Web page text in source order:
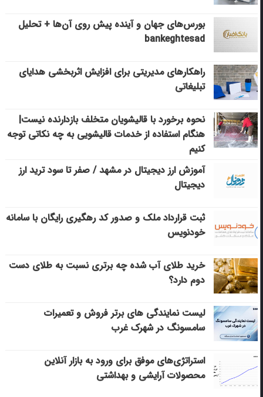
بورس‌های جهان و آینده پیش روی آن‌ها + تحلیل
bankeghtesad
راهکارهای مدیریتی برای افزایش اثربخشی هدایای
تبلیغاتی
نحوه برخورد با قالیشویان متخلف بازدارنده نیست|
هنگام استفاده از خدمات قالیشویی به چه نکاتی توجه
کنیم
آموزش ارز دیجیتال در مشهد / صفر تا سود ترید ارز
دیجیتال
ثبت قرارداد ملک و صدور کد رهگیری رایگان با سامانه
خودنویس
خرید طلای آب شده چه برتری نسبت به طلای دست
دوم دارد؟
لیست نمایندگی های برتر فروش و تعمیرات
سامسونگ در شهرک غرب
استراتژی‌های موفق برای ورود به بازار آنلاین
محصولات آرایشی و بهداشتی